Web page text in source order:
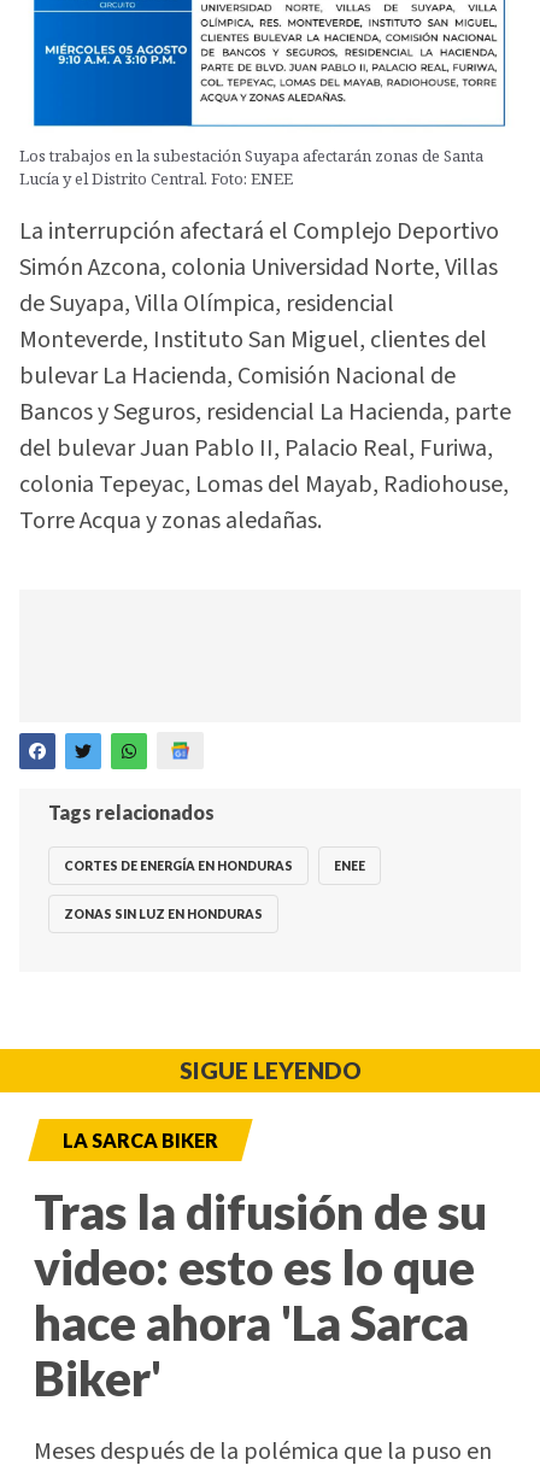
Los trabajos en la subestación Suyapa afectarán zonas de Santa
Lucía y el Distrito Central. Foto: ENEE
La interrupción afectará el Complejo Deportivo
Simón Azcona, colonia Universidad Norte, Villas
de Suyapa, Villa Olímpica, residencial
Monteverde, Instituto San Miguel, clientes del
bulevar La Hacienda, Comisión Nacional de
Bancos y Seguros, residencial La Hacienda, parte
del bulevar Juan Pablo II, Palacio Real, Furiwa,
colonia Tepeyac, Lomas del Mayab, Radiohouse,
Torre Acqua y zonas aledañas.
Tags relacionados
CORTES DE ENERGÍA EN HONDURAS ENEE
ZONAS SIN LUZ EN HONDURAS
SIGUE LEYENDO
LA SARCA BIKER
Tras la difusión de su
video: esto es lo que
hace ahora 'La Sarca
Biker'
Meses después de la polémica que la puso en